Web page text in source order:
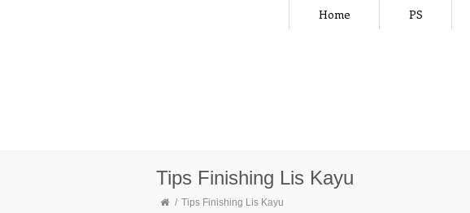
Home PS
Tips Finishing Lis Kayu
Tips Finishing Lis Kayu